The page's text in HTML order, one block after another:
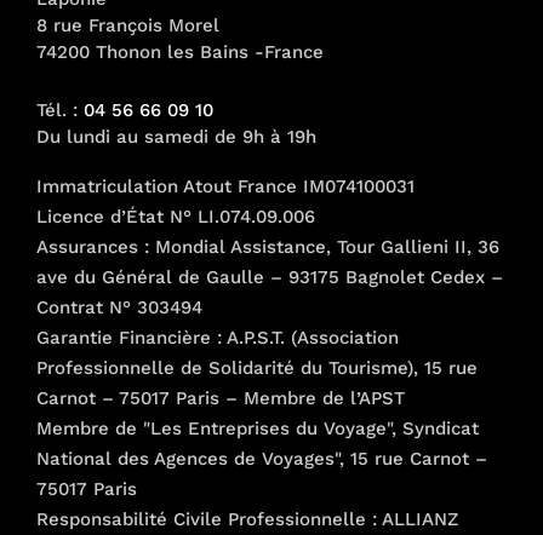
sur
la
du
produit
8 rue François Morel
74200 Thonon les Bains -France
Tél. : 04 56 66 09 10
Du lundi au samedi de 9h à 19h
Immatriculation Atout France IM074100031
Licence d’État N° LI.074.09.006
Assurances : Mondial Assistance, Tour Gallieni II, 36
ave du Général de Gaulle – 93175 Bagnolet Cedex –
Contrat N° 303494
Garantie Financière : A.P.S.T. (Association
Professionnelle de Solidarité du Tourisme), 15 rue
Carnot – 75017 Paris – Membre de l’APST
Membre de "Les Entreprises du Voyage", Syndicat
National des Agences de Voyages", 15 rue Carnot –
75017 Paris
Responsabilité Civile Professionnelle : ALLIANZ